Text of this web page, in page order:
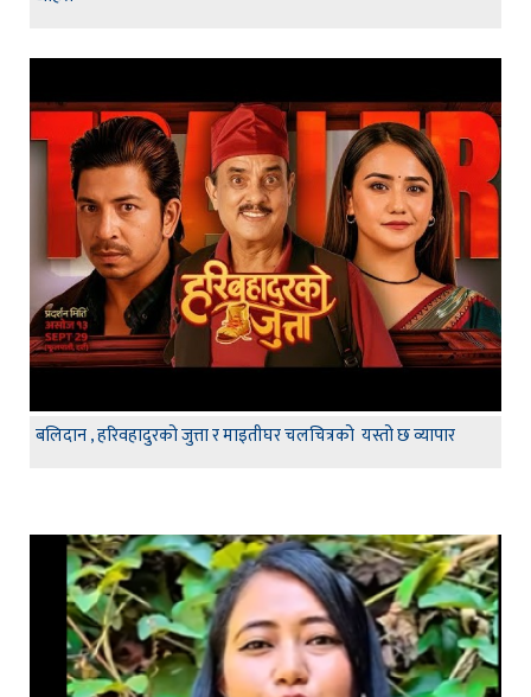
बलिदान , हरिवहादुरको जुत्ता र माइतीघर चलचित्रको यस्तो छ व्यापार